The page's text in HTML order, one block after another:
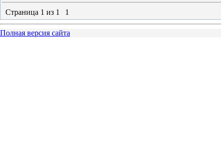
Страница 1 из 1 1
Полная версия сайта